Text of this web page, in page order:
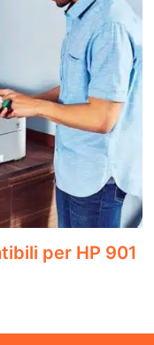
per HP 901